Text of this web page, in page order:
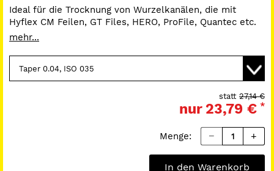
Ideal für die Trocknung von Wurzelkanälen, die mit
Hyflex CM Feilen, GT Files, HERO, ProFile, Quantec etc.
aufbereitet wurden. Mit 4 % oder 6 % Taper erhältlich.
der Spitze entspricht dem der ISO Größen. Länge 28
mm.
mehr...
27,14 €
statt
nur 23,79 € *
Menge:
In den Warenkorb